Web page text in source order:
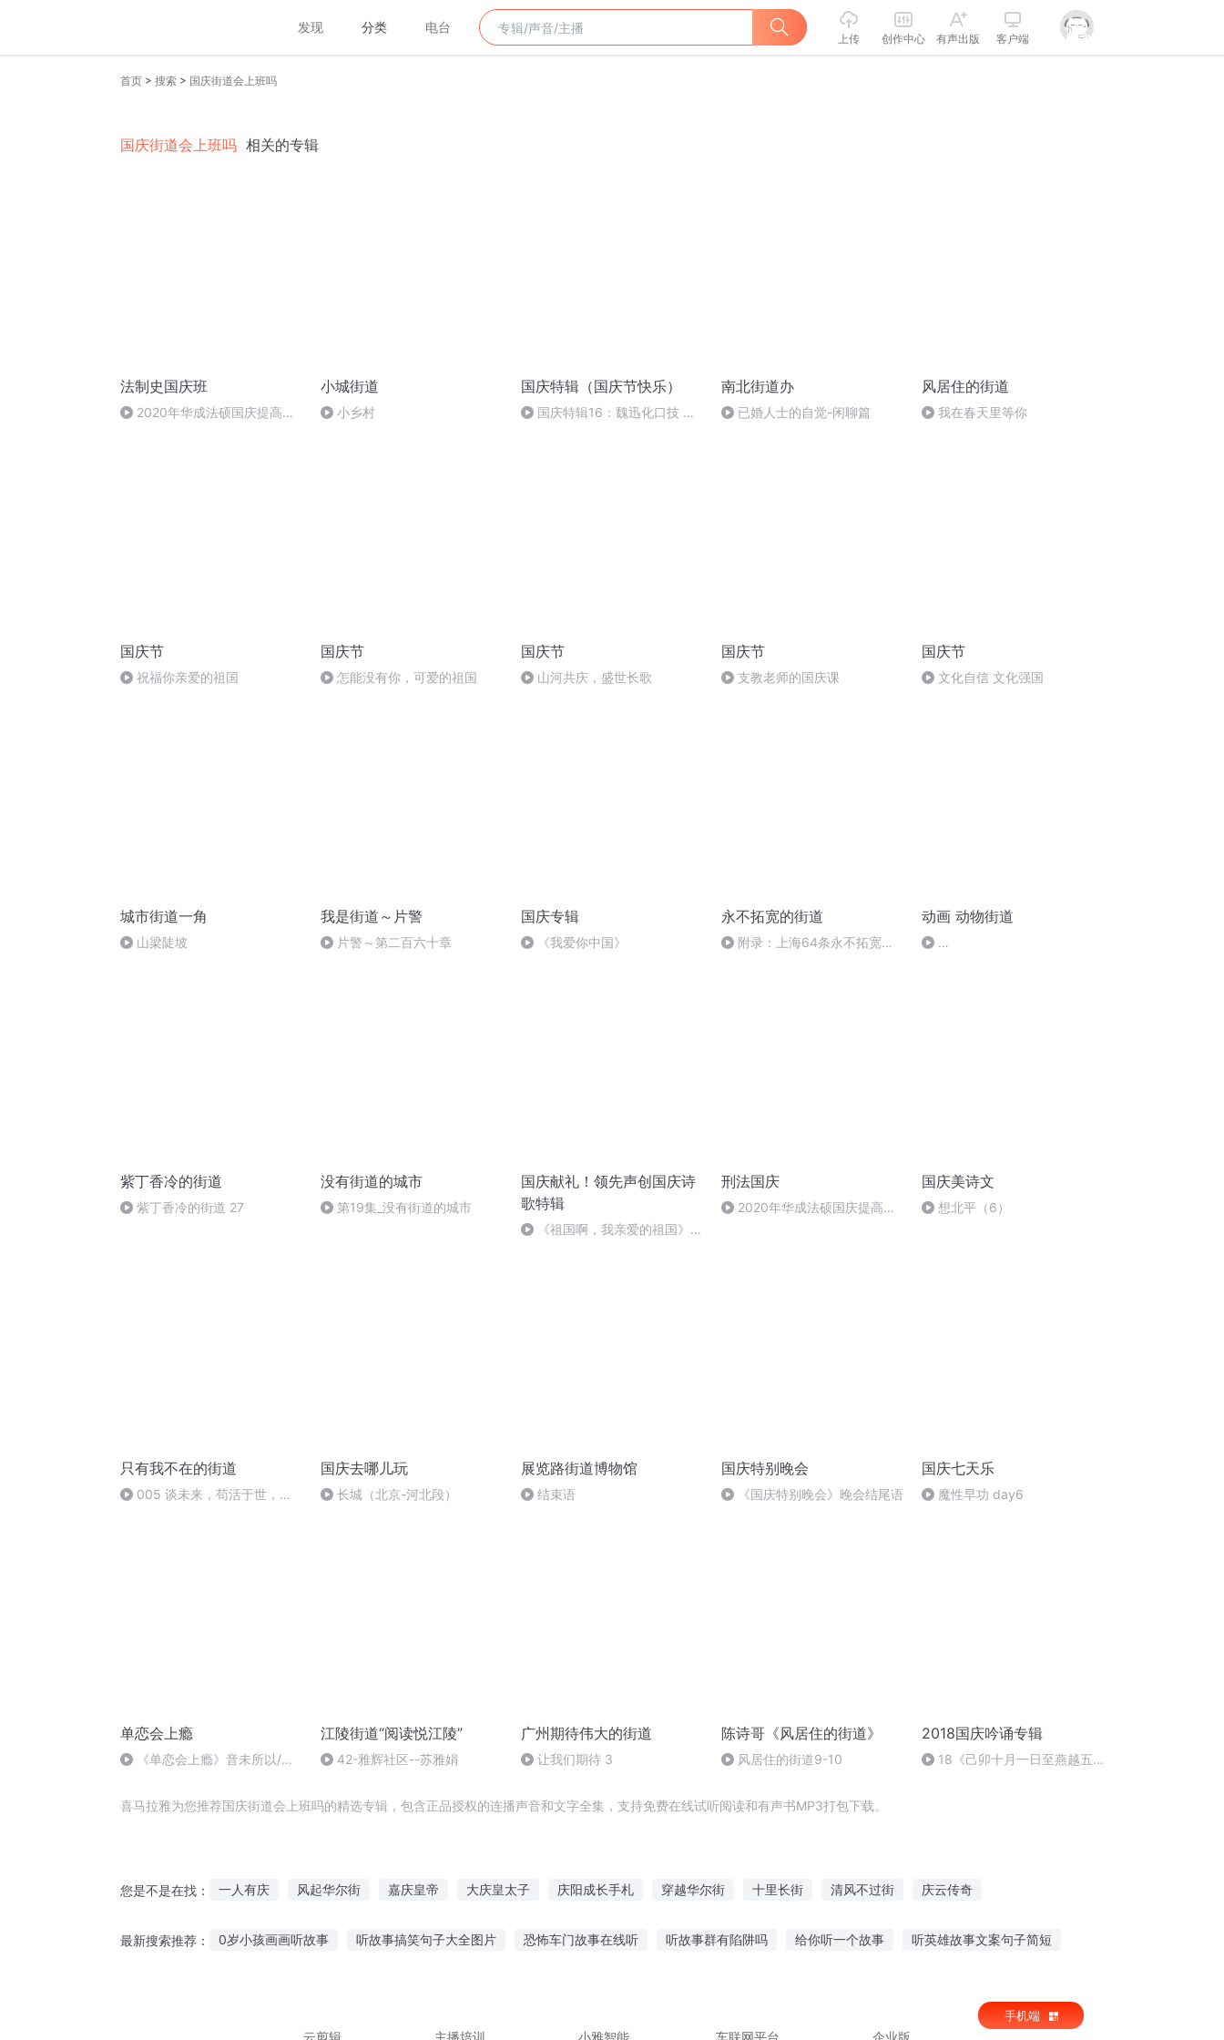
发现 分类 电台
上传 创作中心 有声出版 客户端
首页 > 搜索 > 国庆街道会上班吗
国庆街道会上班吗 相关的专辑
法制史国庆班
2020年华成法硕国庆提高班
小城街道
小乡村
国庆特辑（国庆节快乐）
国庆特辑16：魏迅化口技 二
南北街道办
已婚人士的自觉-闲聊篇
风居住的街道
我在春天里等你
国庆节
祝福你亲爱的祖国
国庆节
怎能没有你，可爱的祖国
国庆节
山河共庆，盛世长歌
国庆节
支教老师的国庆课
国庆节
文化自信 文化强国
城市街道一角
山梁陡坡
我是街道～片警
片警～第二百六十章
国庆专辑
《我爱你中国》
永不拓宽的街道
附录：上海64条永不拓宽的
动画 动物街道
紫丁香冷的街道
紫丁香冷的街道 27
没有街道的城市
第19集_没有街道的城市
国庆献礼！领先声创国庆诗
歌特辑
《祖国啊，我亲爱的祖国》温
刑法国庆
2020年华成法硕国庆提高班
国庆美诗文
想北平（6）
只有我不在的街道
005 谈未来，苟活于世，悠
国庆去哪儿玩
长城（北京-河北段）
展览路街道博物馆
结束语
国庆特别晚会
《国庆特别晚会》晚会结尾语
国庆七天乐
魔性早功 day6
单恋会上瘾
《单恋会上瘾》音未所以/筱
江陵街道“阅读悦江陵”
42-雅辉社区--苏雅娟
广州期待伟大的街道
让我们期待 3
陈诗哥《风居住的街道》
风居住的街道9-10
2018国庆吟诵专辑
18《己卯十月一日至燕越五
喜马拉雅为您推荐国庆街道会上班吗的精选专辑，包含正品授权的连播声音和文字全集，支持免费在线试听阅读和有声书MP3打包下载。
您是不是在找： 一人有庆 风起华尔街 嘉庆皇帝 大庆皇太子 庆阳成长手札 穿越华尔街 十里长街 清风不过街 庆云传奇
最新搜索推荐： 0岁小孩画画听故事 听故事搞笑句子大全图片 恐怖车门故事在线听 听故事群有陷阱吗 给你听一个故事 听英雄故事文案句子简短
云剪辑
主播培训 小雅智能 车联网平台 企业版
手机端